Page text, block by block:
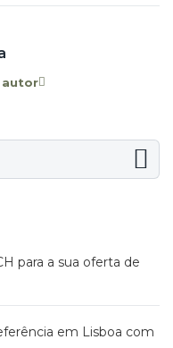
autor
para a sua oferta de
em Lisboa com